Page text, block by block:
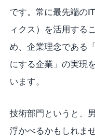
です。常に最先端の
ィクス）を活用する
め、企業理念である
にする企業」の実現
います。
技術部門というと、
浮かべるかもしれま